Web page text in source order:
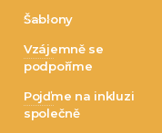
Šablony
Vzájemně se
podpoříme
Pojďme na inkluzi
společně